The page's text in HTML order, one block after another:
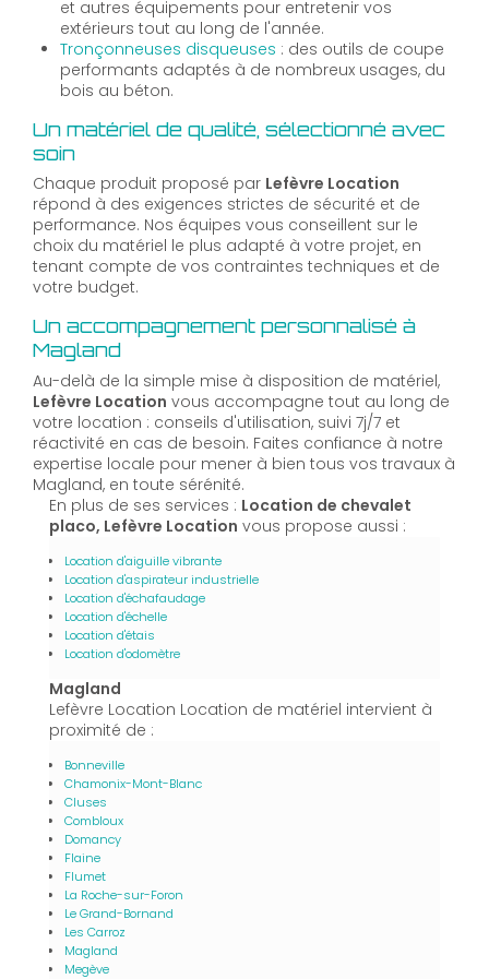
et autres équipements pour entretenir vos
extérieurs tout au long de l'année.
Tronçonneuses disqueuses : des outils de coupe
performants adaptés à de nombreux usages, du
bois au béton.
Un matériel de qualité, sélectionné avec
soin
Chaque produit proposé par Lefèvre Location
répond à des exigences strictes de sécurité et de
performance. Nos équipes vous conseillent sur le
choix du matériel le plus adapté à votre projet, en
tenant compte de vos contraintes techniques et de
votre budget.
Un accompagnement personnalisé à
Magland
Au-delà de la simple mise à disposition de matériel,
Lefèvre Location vous accompagne tout au long de
votre location : conseils d'utilisation, suivi 7j/7 et
réactivité en cas de besoin. Faites confiance à notre
expertise locale pour mener à bien tous vos travaux à
Magland, en toute sérénité.
En plus de ses services : Location de chevalet
placo, Lefèvre Location vous propose aussi :
Location d'aiguille vibrante
Location d'aspirateur industrielle
Location d'échafaudage
Location d'échelle
Location d'étais
Location d'odomètre
Magland
Lefèvre Location Location de matériel intervient à
proximité de :
Bonneville
Chamonix-Mont-Blanc
Cluses
Combloux
Domancy
Flaine
Flumet
La Roche-sur-Foron
Le Grand-Bornand
Les Carroz
Magland
Megève